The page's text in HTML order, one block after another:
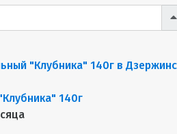
140г